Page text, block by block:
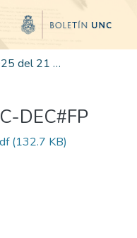
Edición 078/2025 del 21 de octubre de 2025
DEC#FP
(132.7 KB)